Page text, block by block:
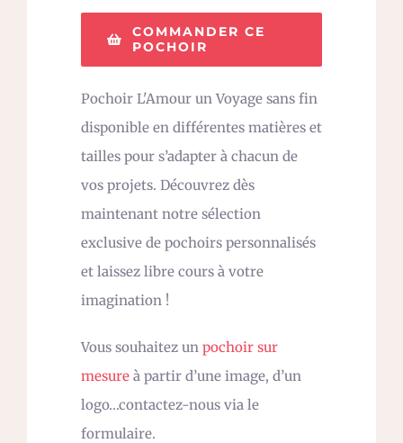
COMMANDER CE
POCHOIR
Pochoir L'Amour un Voyage sans fin
disponible en différentes matières et
tailles pour s’adapter à chacun de
vos projets. Découvrez dès
maintenant notre sélection
exclusive de pochoirs personnalisés
et laissez libre cours à votre
imagination !
Vous souhaitez un pochoir sur
mesure à partir d’une image, d’un
logo…contactez-nous via le
formulaire.